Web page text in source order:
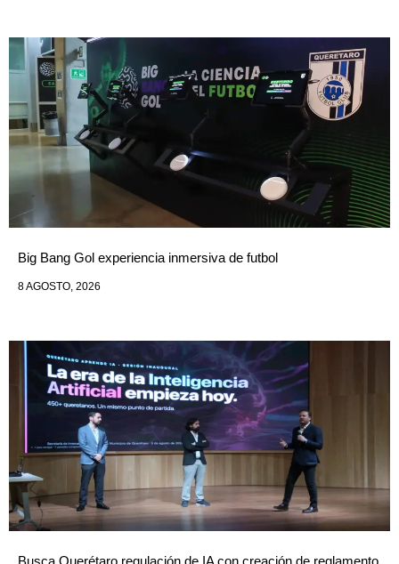
Big Bang Gol experiencia inmersiva de futbol
8 AGOSTO, 2026
Busca Querétaro regulación de IA con creación de reglamento